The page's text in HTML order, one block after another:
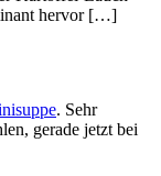
hervor […]
. Sehr
gerade jetzt bei